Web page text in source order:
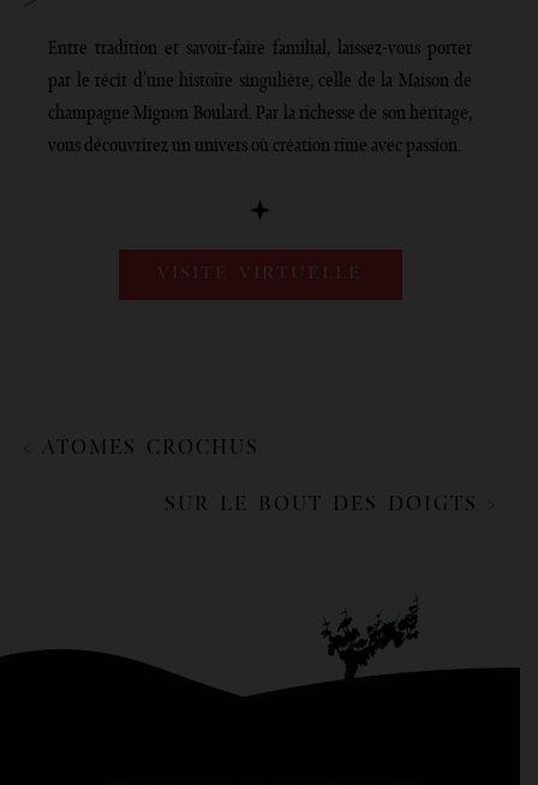
Entre tradition et savoir-faire familial, laissez-vous porter
par le récit d’une histoire singulière, celle de la Maison de
champagne Mignon Boulard. Par la richesse de son héritage,
vous découvrirez un univers où création rime avec passion.
VISITE VIRTUELLE
< ATOMES CROCHUS
SUR LE BOUT DES DOIGTS >